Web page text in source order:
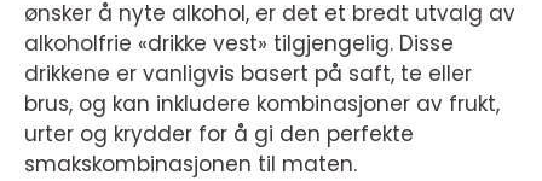
ønsker å nyte alkohol, er det et bredt utvalg av
alkoholfrie «drikke vest» tilgjengelig. Disse
drikkene er vanligvis basert på saft, te eller
brus, og kan inkludere kombinasjoner av frukt,
urter og krydder for å gi den perfekte
smakskombinasjonen til maten.